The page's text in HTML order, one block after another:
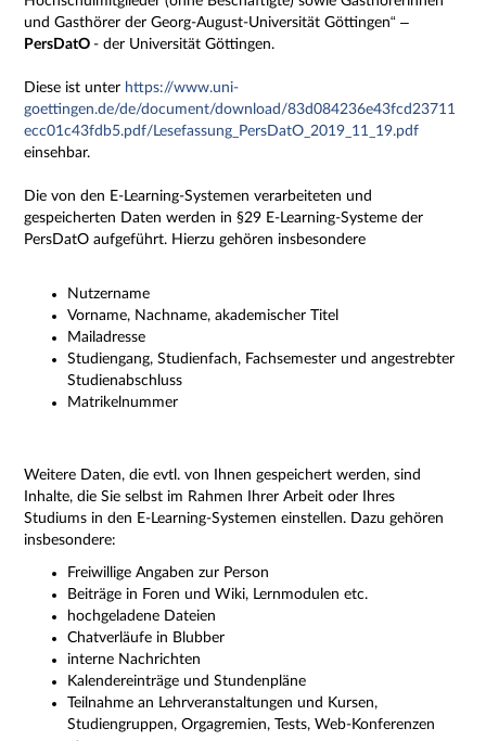
und Gasthörer der Georg-August-Universität Göttingen“ –
PersDatO - der Universität Göttingen.
Diese ist unter https://www.uni-
goettingen.de/de/document/download/83d084236e43fcd23711
ecc01c43fdb5.pdf/Lesefassung_PersDatO_2019_11_19.pdf
einsehbar.
Die von den E-Learning-Systemen verarbeiteten und
gespeicherten Daten werden in §29 E-Learning-Systeme der
PersDatO aufgeführt. Hierzu gehören insbesondere
Nutzername
Vorname, Nachname, akademischer Titel
Mailadresse
Studiengang, Studienfach, Fachsemester und angestrebter
Studienabschluss
Matrikelnummer
Weitere Daten, die evtl. von Ihnen gespeichert werden, sind
Inhalte, die Sie selbst im Rahmen Ihrer Arbeit oder Ihres
Studiums in den E-Learning-Systemen einstellen. Dazu gehören
insbesondere:
Freiwillige Angaben zur Person
Beiträge in Foren und Wiki, Lernmodulen etc.
hochgeladene Dateien
Chatverläufe in Blubber
interne Nachrichten
Kalendereinträge und Stundenpläne
Teilnahme an Lehrveranstaltungen und Kursen,
Studiengruppen, Orgagremien, Tests, Web-Konferenzen